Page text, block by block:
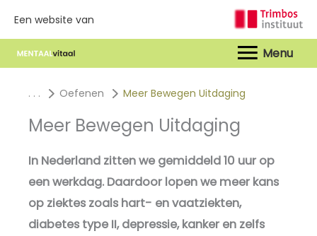
Een website van
. . . Oefenen Meer Bewegen Uitdaging
Meer Bewegen Uitdaging
In Nederland zitten we gemiddeld 10 uur op
een werkdag. Daardoor lopen we meer kans
op ziektes zoals hart- en vaatziekten,
diabetes type II, depressie, kanker en zelfs